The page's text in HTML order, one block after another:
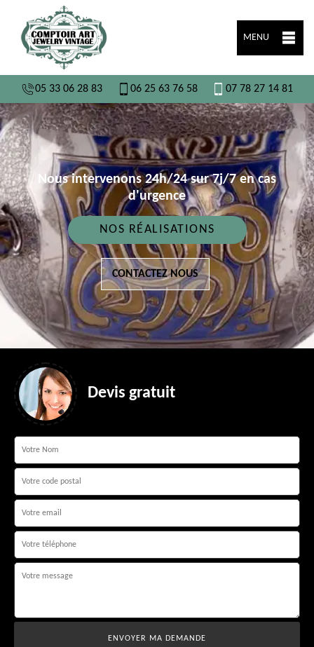
MENU
05 33 06 28 83 06 25 63 76 58 07 78 27 14 81
Nous intervenons 24h/24 sur 7j/7 en cas
d'urgence
NOS RÉALISATIONS
CONTACTEZ NOUS
Devis gratuit